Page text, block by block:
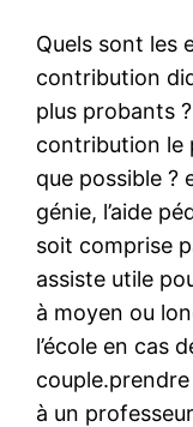
Quels sont les
contribution
plus probants
contribution le
que possible ?
génie, l’aide
soit comprise
assiste utile
à moyen ou
l’école en cas
à un